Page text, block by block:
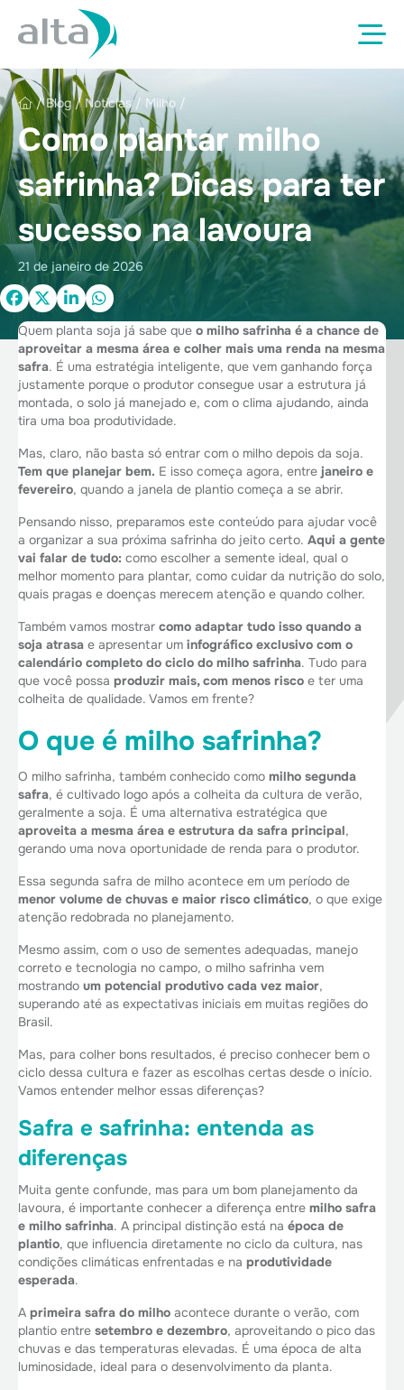
/Blog/Notícias/ Milho /
Como plantar milho
safrinha? Dicas para ter
sucesso na lavoura
21 de janeiro de 2026
Quem planta soja já sabe que o milho safrinha é a chance de
aproveitar a mesma área e colher mais uma renda na mesma
safra. É uma estratégia inteligente, que vem ganhando força
justamente porque o produtor consegue usar a estrutura já
montada, o solo já manejado e, com o clima ajudando, ainda
tira uma boa produtividade.
Mas, claro, não basta só entrar com o milho depois da soja.
Tem que planejar bem. E isso começa agora, entre janeiro e
fevereiro, quando a janela de plantio começa a se abrir.
Pensando nisso, preparamos este conteúdo para ajudar você
a organizar a sua próxima safrinha do jeito certo. Aqui a gente
vai falar de tudo: como escolher a semente ideal, qual o
melhor momento para plantar, como cuidar da nutrição do solo,
quais pragas e doenças merecem atenção e quando colher.
Também vamos mostrar como adaptar tudo isso quando a
soja atrasa e apresentar um infográfico exclusivo com o
calendário completo do ciclo do milho safrinha. Tudo para
que você possa produzir mais, com menos risco e ter uma
colheita de qualidade. Vamos em frente?
O que é milho safrinha?
O milho safrinha, também conhecido como milho segunda
safra, é cultivado logo após a colheita da cultura de verão,
geralmente a soja. É uma alternativa estratégica que
aproveita a mesma área e estrutura da safra principal,
gerando uma nova oportunidade de renda para o produtor.
Essa segunda safra de milho acontece em um período de
menor volume de chuvas e maior risco climático, o que exige
atenção redobrada no planejamento.
Mesmo assim, com o uso de sementes adequadas, manejo
correto e tecnologia no campo, o milho safrinha vem
mostrando um potencial produtivo cada vez maior,
superando até as expectativas iniciais em muitas regiões do
Brasil.
Mas, para colher bons resultados, é preciso conhecer bem o
ciclo dessa cultura e fazer as escolhas certas desde o início.
Vamos entender melhor essas diferenças?
Safra e safrinha: entenda as
diferenças
Muita gente confunde, mas para um bom planejamento da
lavoura, é importante conhecer a diferença entre milho safra
e milho safrinha. A principal distinção está na época de
plantio, que influencia diretamente no ciclo da cultura, nas
condições climáticas enfrentadas e na produtividade
esperada.
A primeira safra do milho acontece durante o verão, com
plantio entre setembro e dezembro, aproveitando o pico das
chuvas e das temperaturas elevadas. É uma época de alta
luminosidade, ideal para o desenvolvimento da planta.